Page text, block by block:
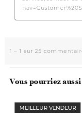
Vous pourriez
MEILLEUR VENDEUR